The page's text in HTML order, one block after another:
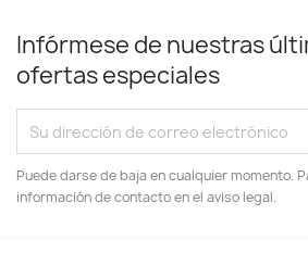
Infórmese de nuestras
ofertas especiales
Puede darse de baja en cualquier momento.
información de contacto en el aviso legal.